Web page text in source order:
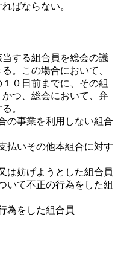
ばならない。
する組合員を総会の議
。この場合において、
０日前までに、その組
つ、総会において、弁
。
の事業を利用しない組合
払いその他本組合に対す
は妨げようとした組合員
いて不正の行為をした組
為をした組合員